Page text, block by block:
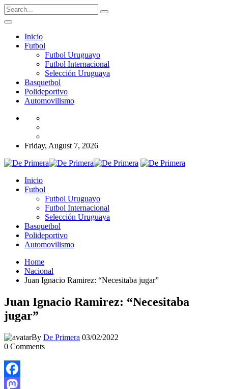
Inicio
Futbol
Futbol Uruguayo
Futbol Internacional
Selección Uruguaya
Basquetbol
Polideportivo
Automovilismo
Friday, August 7, 2026
Inicio
Futbol
Futbol Uruguayo
Futbol Internacional
Selección Uruguaya
Basquetbol
Polideportivo
Automovilismo
Home
Nacional
Juan Ignacio Ramirez: “Necesitaba jugar”
Juan Ignacio Ramirez: “Necesitaba
jugar”
By De Primera 03/02/2022
0 Comments
Facebook